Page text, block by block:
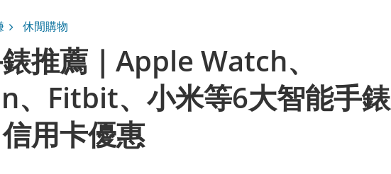
休閒購物
推薦｜Apple Watch、
、Fitbit、小米等6大智能手錶
用卡優惠